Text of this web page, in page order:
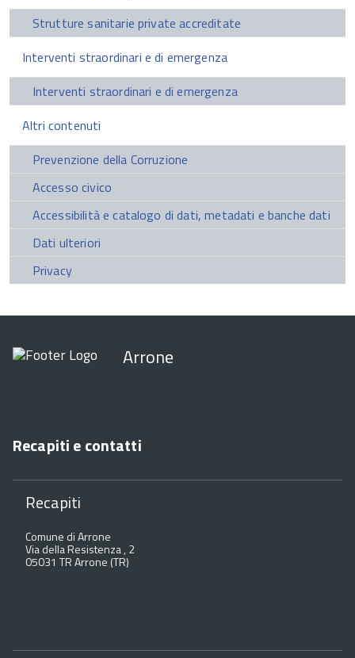
Strutture sanitarie private accreditate
Interventi straordinari e di emergenza
Interventi straordinari e di emergenza
Altri contenuti
Prevenzione della Corruzione
Accesso civico
Accessibilità e catalogo di dati, metadati e banche dati
Dati ulteriori
Privacy
Arrone
Recapiti e contatti
Recapiti
Comune di Arrone
Via della Resistenza , 2
05031 TR Arrone (TR)